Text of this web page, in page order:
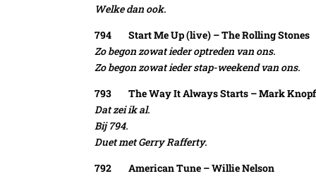
Welke dan ook.
794 Start Me Up (live) – The Rolling Stones
Zo begon zowat ieder optreden van ons.
Zo begon zowat ieder stap-weekend van ons.
793 The Way It Always Starts – Mark
Dat zei ik al.
Bij 794.
Duet met Gerry Rafferty.
792 American Tune – Willie Nelson